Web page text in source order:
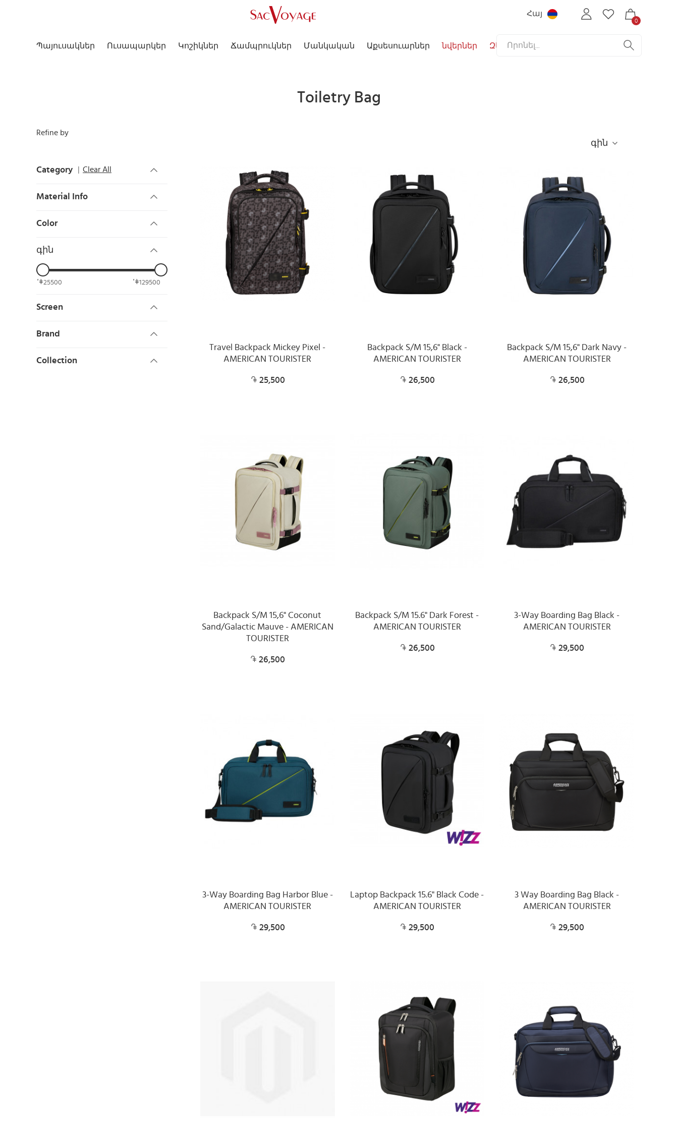
Հայ
0
Պայուսակներ Ուսապարկեր Կոշիկներ Ճամպրուկներ Մանկական Աքսեսուարներ նվերներ Զեղչեր
Toiletry Bag
Refine by
Category Clear All
Material Info
Color
գին
25500 129500
Screen
Brand
Collection
գին
Travel Backpack Mickey Pixel -
AMERICAN TOURISTER
25,500
Backpack S/M 15,6" Black -
AMERICAN TOURISTER
26,500
Backpack S/M 15,6" Dark Navy -
AMERICAN TOURISTER
26,500
Backpack S/M 15,6" Coconut
Sand/Galactic Mauve - AMERICAN
TOURISTER
26,500
Backpack S/M 15.6" Dark Forest -
AMERICAN TOURISTER
26,500
3-Way Boarding Bag Black -
AMERICAN TOURISTER
29,500
3-Way Boarding Bag Harbor Blue -
AMERICAN TOURISTER
29,500
Laptop Backpack 15.6" Black Code -
AMERICAN TOURISTER
29,500
3 Way Boarding Bag Black -
AMERICAN TOURISTER
29,500